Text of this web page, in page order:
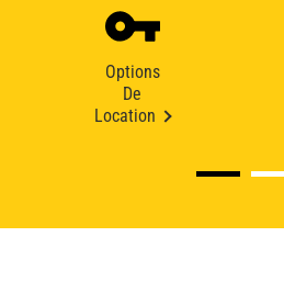
Options
De
Location